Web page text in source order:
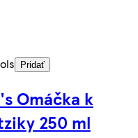
Pridať
Omáčka k
250 ml